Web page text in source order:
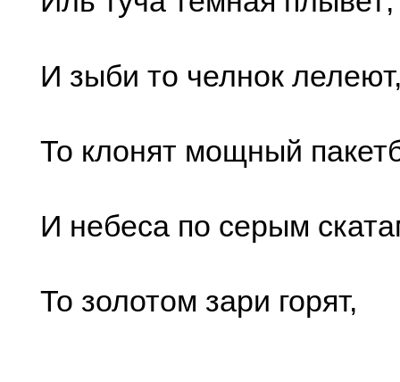
И зыби то челнок
То клонят мощный
И небеса по серым
То золотом зари горят,